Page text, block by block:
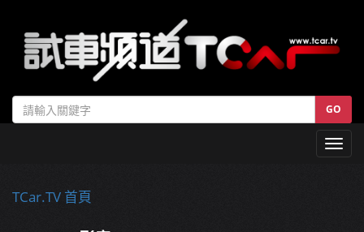
GO
TCar.TV 首頁